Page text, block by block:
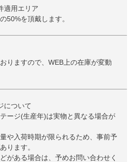
適用エリア
50%を頂戴します。
りますので、WEB上の在庫が変動
について
ージ(生産年)は実物と異なる場合が
や入荷時期が限られるため、事前予
ります。
がある場合は、予めお問い合わせく